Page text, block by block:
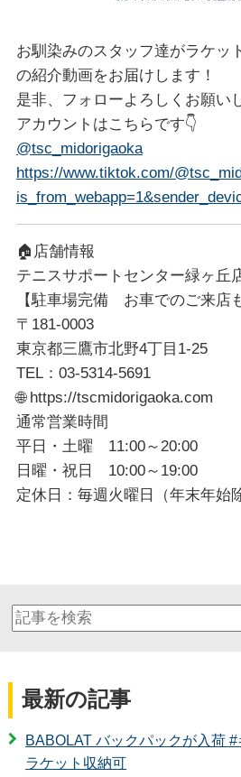
お馴染みのスタッフ達がラケッ
の紹介動画をお届けします！
是非、フォローよろしくお願い
アカウントはこちらです👇
@tsc_midorigaoka
https://www.tiktok.com/
🏠店舗情報
テニスサポートセンター緑ヶ丘
【駐車場完備 お車でのご来店
〒181-0003
東京都三鷹市北野4丁目1-25
TEL：03-5314-5691
🌐 https://tscmidorigaoka.com
通常営業時間
平日・土曜 11:00～20:00
日曜・祝日 10:00～19:00
定休日：毎週火曜日（年末年始
最新の記事
BABOLAT バックパックが入荷
ラケット収納可